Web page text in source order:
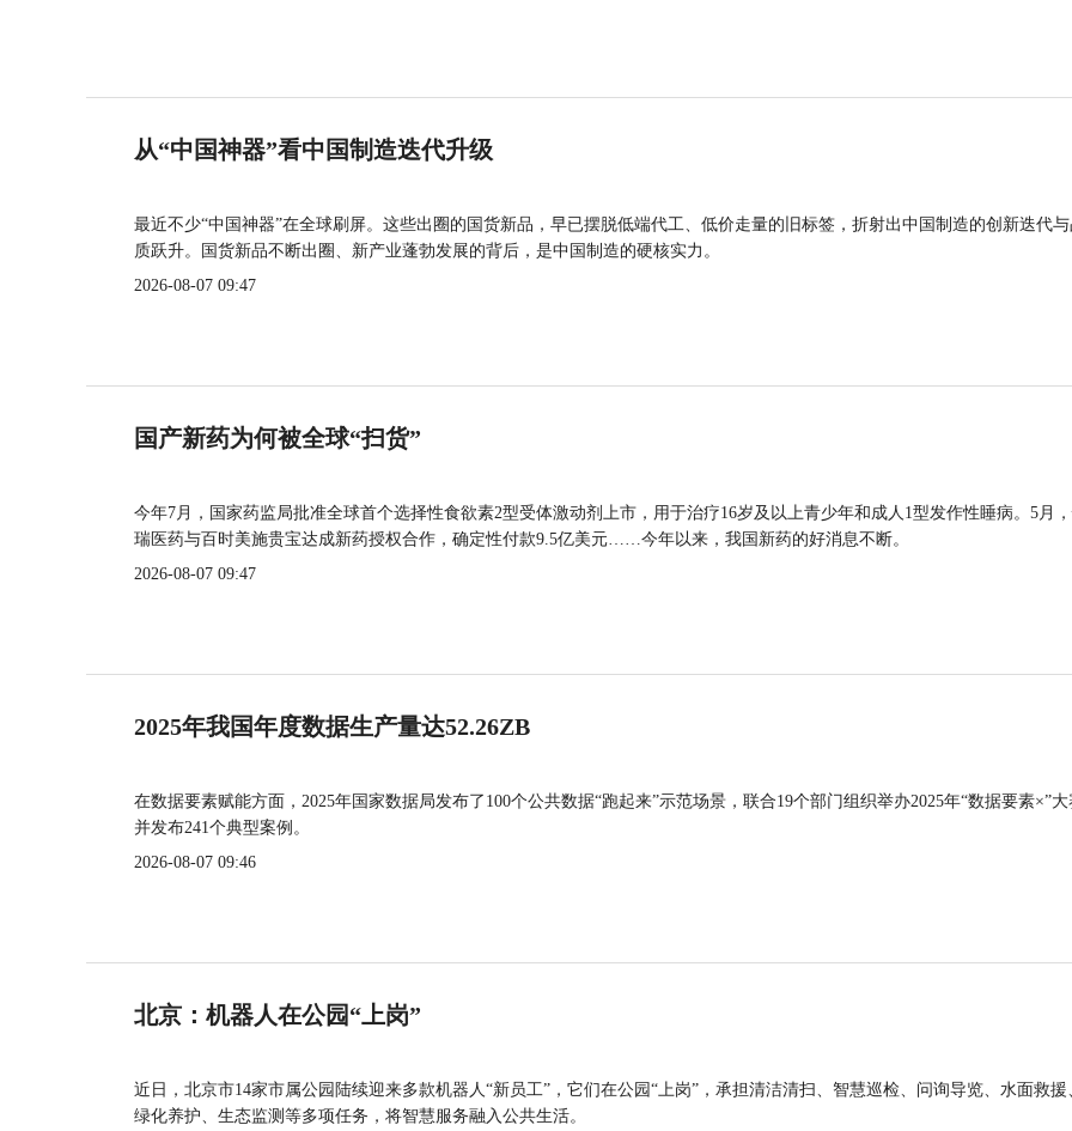
从“中国神器”看中国制造迭代升级
最近不少“中国神器”在全球刷屏。这些出圈的国货新品，早已摆脱低端代工、低价走量的旧标签，折射出中国制造的创新迭代
质跃升。国货新品不断出圈、新产业蓬勃发展的背后，是中国制造的硬核实力。
2026-08-07 09:47
国产新药为何被全球“扫货”
今年7月，国家药监局批准全球首个选择性食欲素2型受体激动剂上市，用于治疗16岁及以上青少年和成人1型发作性睡病。5月
瑞医药与百时美施贵宝达成新药授权合作，确定性付款9.5亿美元……今年以来，我国新药的好消息不断。
2026-08-07 09:47
2025年我国年度数据生产量达52.26ZB
在数据要素赋能方面，2025年国家数据局发布了100个公共数据“跑起来”示范场景，联合19个部门组织举办2025年“数据要素×”大
并发布241个典型案例。
2026-08-07 09:46
北京：机器人在公园“上岗”
近日，北京市14家市属公园陆续迎来多款机器人“新员工”，它们在公园“上岗”，承担清洁清扫、智慧巡检、问询导览、水面救援
绿化养护、生态监测等多项任务，将智慧服务融入公共生活。